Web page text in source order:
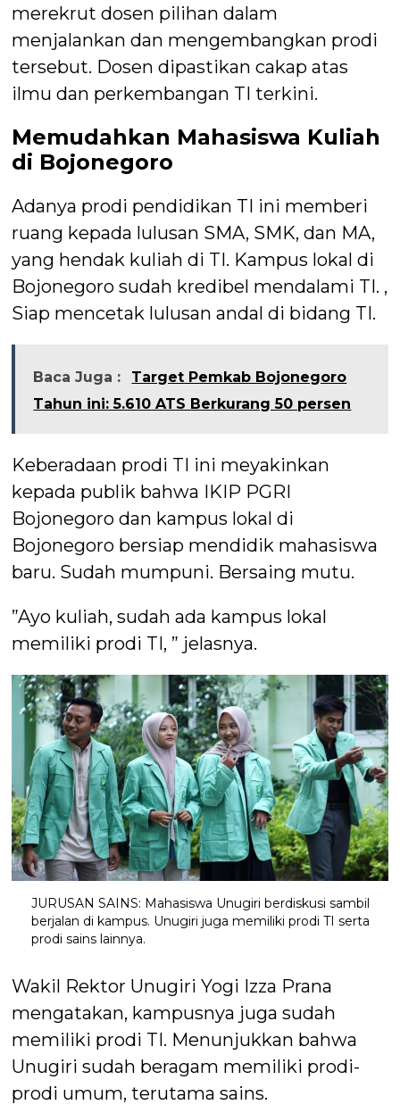
merekrut dosen pilihan dalam
menjalankan dan mengembangkan prodi
tersebut. Dosen dipastikan cakap atas
ilmu dan perkembangan TI terkini.
Memudahkan Mahasiswa Kuliah
di Bojonegoro
Adanya prodi pendidikan TI ini memberi
ruang kepada lulusan SMA, SMK, dan MA,
yang hendak kuliah di TI. Kampus lokal di
Bojonegoro sudah kredibel mendalami TI. ,
Siap mencetak lulusan andal di bidang TI.
Baca Juga :
Target Pemkab Bojonegoro
Tahun ini: 5.610 ATS Berkurang 50 persen
Keberadaan prodi TI ini meyakinkan
kepada publik bahwa IKIP PGRI
Bojonegoro dan kampus lokal di
Bojonegoro bersiap mendidik mahasiswa
baru. Sudah mumpuni. Bersaing mutu.
”Ayo kuliah, sudah ada kampus lokal
memiliki prodi TI, ” jelasnya.
JURUSAN SAINS: Mahasiswa Unugiri berdiskusi sambil
berjalan di kampus. Unugiri juga memiliki prodi TI serta
prodi sains lainnya.
Wakil Rektor Unugiri Yogi Izza Prana
mengatakan, kampusnya juga sudah
memiliki prodi TI. Menunjukkan bahwa
Unugiri sudah beragam memiliki prodi-
prodi umum, terutama sains.